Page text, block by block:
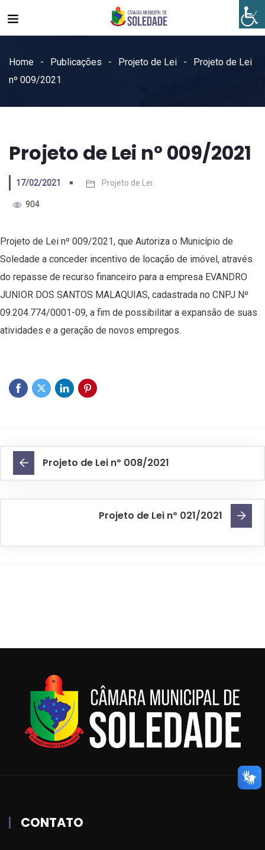
Home Publicações Projeto de Lei
Projeto de Lei
nº 009/2021
Projeto de Lei nº 009/2021
17/02/2021 Projeto de Lei
904
Projeto de Lei nº 009/2021, que Autoriza o Município de
Soledade a conceder incentivo de locação de imóvel, através
do repasse de recurso financeiro para a empresa EVANDRO
JUNIOR DOS SANTOS MALAQUIAS, cadastrada no CNPJ Nº
09.204.774/0001-09, a fim de possibilitar a expansão de suas
atividades e a geração de novos empregos.
Projeto de Lei nº 008/2021
Projeto de Lei nº 021/2021
CONTATO